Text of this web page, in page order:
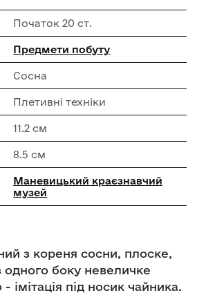
Початок 20 ст.
Предмети побуту
Сосна
Плетивні техніки
11.2 см
8.5 см
Маневицький краєзнавчий
музей
з кореня сосни, плоске,
одного боку невеличке
імітація під носик чайника.